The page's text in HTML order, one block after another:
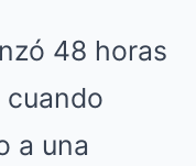
48 horas
cuando
a una